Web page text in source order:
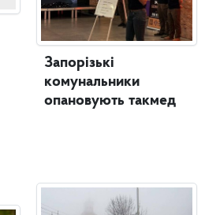
Запорізькі
комунальники
опановують такмед